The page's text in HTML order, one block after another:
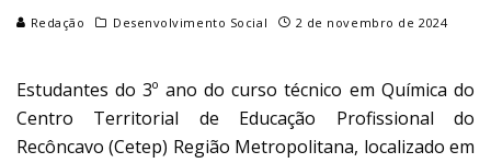
Redação Desenvolvimento Social 2 de novembro de 2024
Estudantes do 3º ano do curso técnico em Química do
Centro Territorial de Educação Profissional do
Recôncavo (Cetep) Região Metropolitana, localizado em